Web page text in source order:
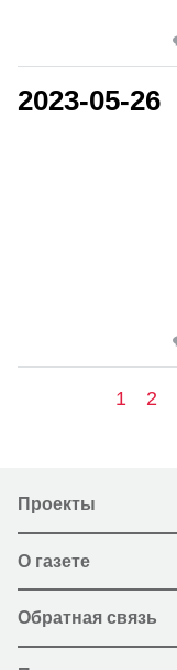
2023-05-26
1 2
Проекты
О газете
Обратная связь